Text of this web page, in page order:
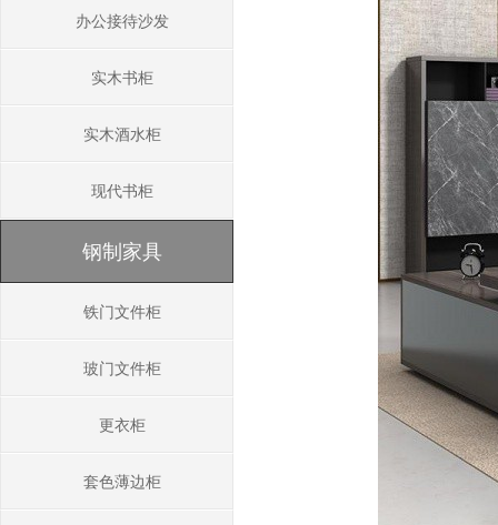
办公接待沙发
实木书柜
实木酒水柜
现代书柜
钢制家具
铁门文件柜
玻门文件柜
更衣柜
套色薄边柜